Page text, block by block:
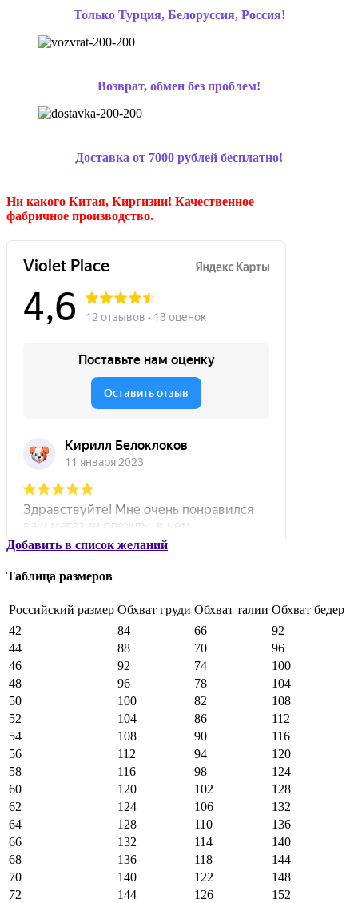
Только Турция, Белоруссия, Россия!
Возврат, обмен без проблем!
Доставка от 7000 рублей бесплатно!
Ни какого Китая, Киргизии! Качественное
фабричное производство.
Добавить в список желаний
Таблица размеров
Российский размер Обхват груди Обхват талии Обхват бедер
42
84 66
92
44
88 70
96
46
92 74
100
48
96 78
104
50
100 82
108
52
104 86
112
54
108 90
116
56
112 94
120
58
116 98
124
60
120 102
128
62
124 106
132
64
128 110
136
66
132 114
140
68
136 118
144
70
140 122
148
72
144 126
152